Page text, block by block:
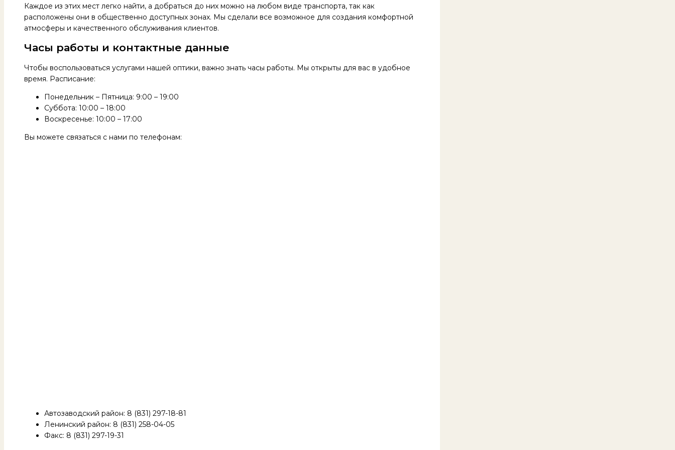
Каждое из этих мест легко найти, а добраться до них можно на любом виде транспорта, так как
расположены они в общественно доступных зонах. Мы сделали все возможное для создания комфортной
атмосферы и качественного обслуживания клиентов.
Часы работы и контактные данные
Чтобы воспользоваться услугами нашей оптики, важно знать часы работы. Мы открыты для вас в удобное
время. Расписание:
Понедельник – Пятница: 9:00 – 19:00
Суббота: 10:00 – 18:00
Воскресенье: 10:00 – 17:00
Вы можете связаться с нами по телефонам:
Автозаводский район: 8 (831) 297-18-81
Ленинский район: 8 (831) 258-04-05
Факс: 8 (831) 297-19-31